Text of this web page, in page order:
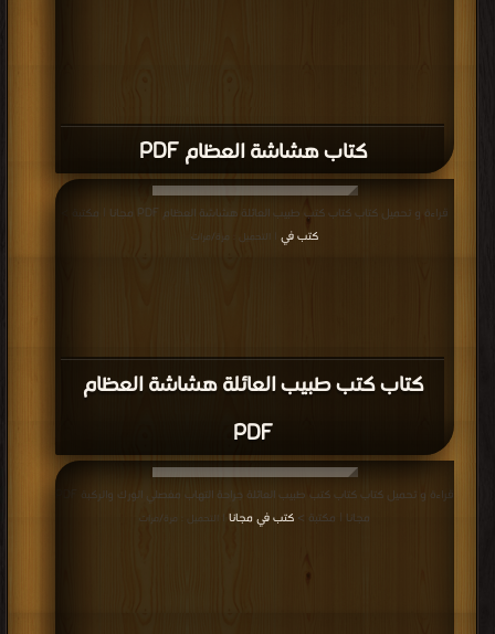
كتاب هشاشة العظام PDF
كتاب كتب طبيب العائلة هشاشة العظام
PDF
قراءة و تحميل كتاب كتاب كتب طبيب العائلة هشاشة العظام PDF مجانا | مكتبة >
كتب في
| التحميل : مرة/مرات
مجانا | مكتبة > كتب في مجانا | التحميل : مرة/مرات